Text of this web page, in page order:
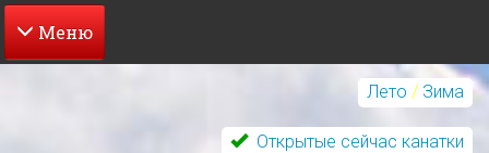
Перейти
Лето / Зима
Открытые сейчас канатки